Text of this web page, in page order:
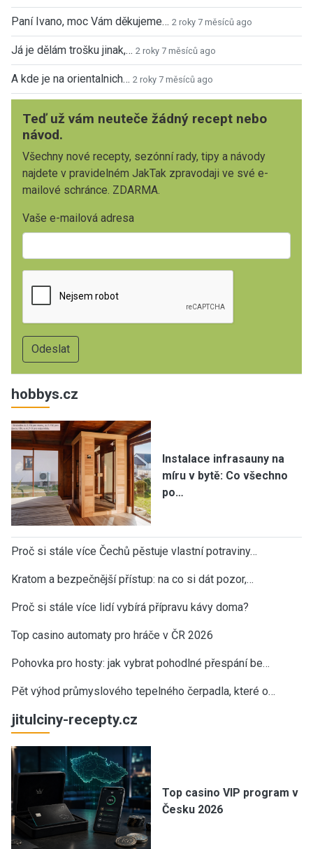
Paní Ivano, moc Vám děkujeme… 2 roky 7 měsíců ago
Já je dělám trošku jinak,… 2 roky 7 měsíců ago
A kde je na orientalnich… 2 roky 7 měsíců ago
Teď už vám neuteče žádný recept nebo
návod.
Všechny nové recepty, sezónní rady, tipy a návody
najdete v pravidelném JakTak zpravodaji ve své e-
mailové schránce. ZDARMA.
Vaše e-mailová adresa
hobbys.cz
Instalace infrasauny na
míru v bytě: Co všechno
po…
Proč si stále více Čechů pěstuje vlastní potraviny…
Kratom a bezpečnější přístup: na co si dát pozor,…
Proč si stále více lidí vybírá přípravu kávy doma?
Top casino automaty pro hráče v ČR 2026
Pohovka pro hosty: jak vybrat pohodlné přespání be…
Pět výhod průmyslového tepelného čerpadla, které o…
jitulciny-recepty.cz
Top casino VIP program v
Česku 2026